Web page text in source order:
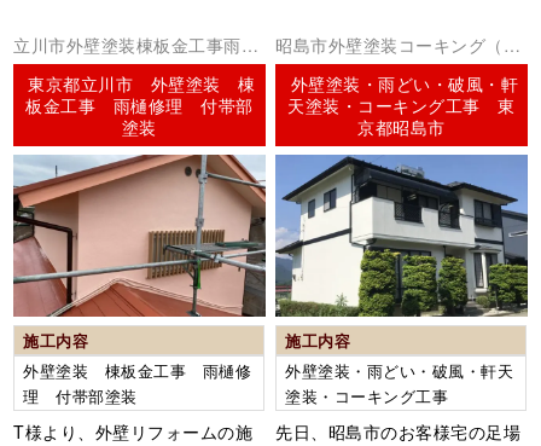
立川市外壁塗装棟板金工事雨ど
い工事
東京都立川市 外壁塗装 棟
板金工事 雨樋修理 付帯部
塗装
施工内容
外壁塗装 棟板金工事 雨樋修
理 付帯部塗装
T様より、外壁リフォームの施
昭島市外壁塗装コーキング（シ
ーリング）
外壁塗装・雨どい・破風・軒
天塗装・コーキング工事 東
京都昭島市
施工内容
外壁塗装・雨どい・破風・軒天
塗装・コーキング工事
先日、昭島市のお客様宅の足場